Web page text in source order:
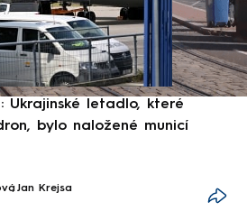
Ukrajinské letadlo, které
bylo naložené municí
, Jan Krejsa